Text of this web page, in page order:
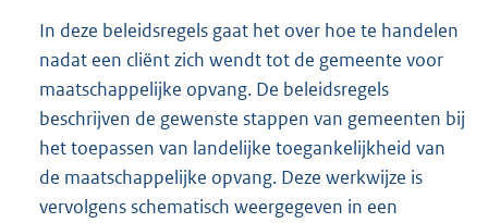
In deze beleidsregels gaat het over hoe te handelen
nadat een cliënt zich wendt tot de gemeente voor
maatschappelijke opvang. De beleidsregels
beschrijven de gewenste stappen van gemeenten bij
het toepassen van landelijke toegankelijkheid van
de maatschappelijke opvang. Deze werkwijze is
vervolgens schematisch weergegeven in een